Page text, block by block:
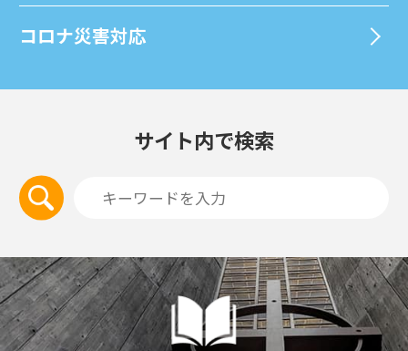
コロナ災害対応
サイト内で検索